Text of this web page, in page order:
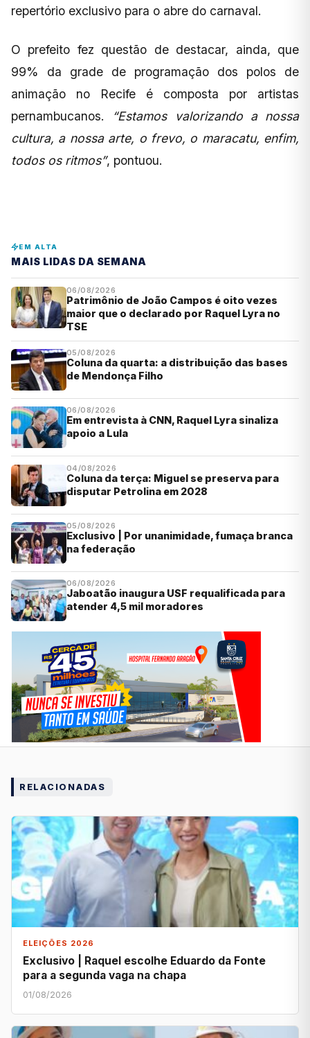
repertório exclusivo para o abre do carnaval.
O prefeito fez questão de destacar, ainda, que
99% da grade de programação dos polos de
animação no Recife é composta por artistas
pernambucanos.
“Estamos valorizando a nossa
cultura, a nossa arte, o frevo, o maracatu, enfim,
todos os ritmos”, pontuou.
EM ALTA
MAIS LIDAS DA SEMANA
06/08/2026
Patrimônio de João Campos é oito vezes
maior que o declarado por Raquel Lyra no
TSE
05/08/2026
Coluna da quarta: a distribuição das bases
de Mendonça Filho
06/08/2026
Em entrevista à CNN, Raquel Lyra sinaliza
apoio a Lula
04/08/2026
Coluna da terça: Miguel se preserva para
disputar Petrolina em 2028
05/08/2026
Exclusivo | Por unanimidade, fumaça branca
na federação
06/08/2026
Jaboatão inaugura USF requalificada para
atender 4,5 mil moradores
RELACIONADAS
ELEIÇÕES 2026
Exclusivo | Raquel escolhe Eduardo da Fonte
para a segunda vaga na chapa
01/08/2026